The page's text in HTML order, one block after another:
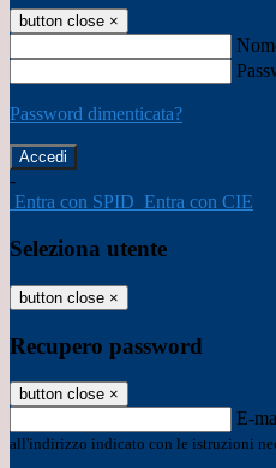
button close ×
Password dimenticata?
-
Entra con SPID Entra con CIE
Seleziona utente
button close ×
Recupero password
button close ×
E-
all'indirizzo indicato con le istruzioni